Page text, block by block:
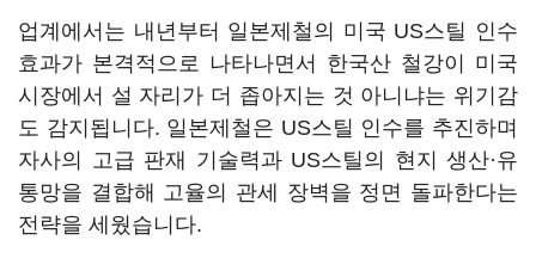
업계에서는 내년부터 일본제철의 미국 US스틸 인수
효과가 본격적으로 나타나면서 한국산 철강이 미국
시장에서 설 자리가 더 좁아지는 것 아니냐는 위기감
도 감지됩니다. 일본제철은 US스틸 인수를 추진하며
자사의 고급 판재 기술력과 US스틸의 현지 생산·유
통망을 결합해 고율의 관세 장벽을 정면 돌파한다는
전략을 세웠습니다.